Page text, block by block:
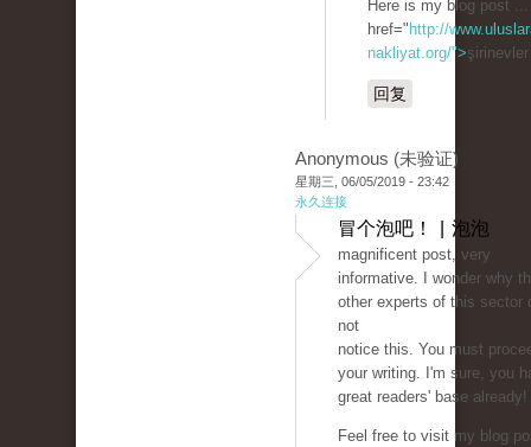
Here is my blog post
href=" http://
nakliyat.org/">
回复
Anonymous (未验证)
星期三, 06/05/2019 - 23:42
永久连接
冒个泡吧！ | 泡泡
magnificent post, very
informative. I wonder why
other experts of this sector
not
notice this. You must
your writing. I'm sure, you
great readers' base already!
Feel free to visit my blog